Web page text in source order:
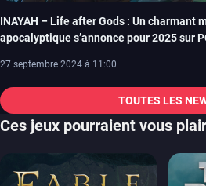
INAYAH – Life after Gods : Un charmant
apocalyptique s’annonce pour 2025 sur
27 septembre 2024 à 11:00
TOUTES LES
Ces jeux pourraient vous